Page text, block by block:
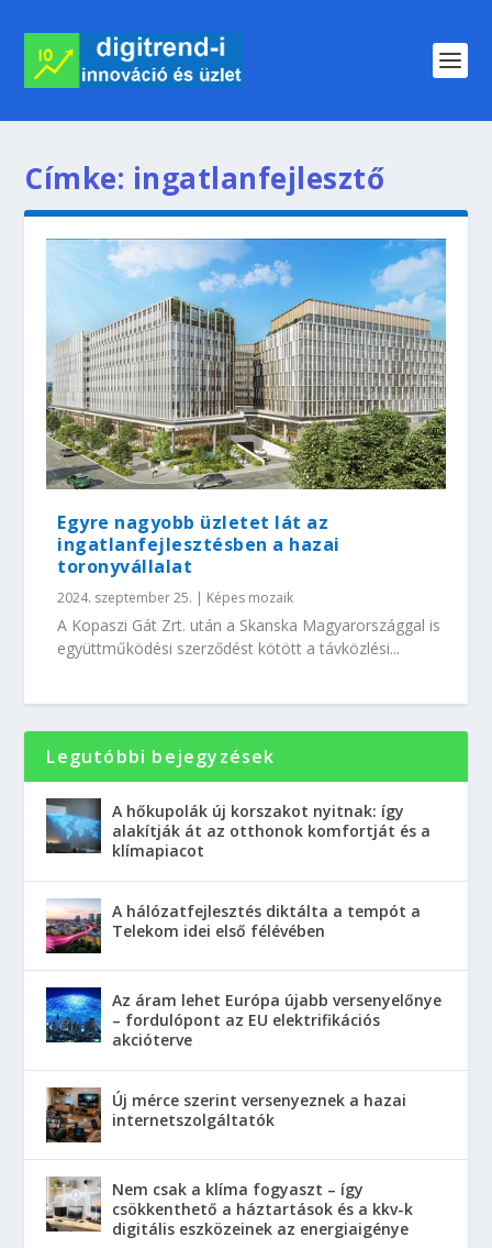
Címke: ingatlanfejlesztő
Egyre nagyobb üzletet lát az
ingatlanfejlesztésben a hazai
toronyvállalat
2024. szeptember 25. | Képes mozaik
A Kopaszi Gát Zrt. után a Skanska Magyarországgal is
együttműködési szerződést kötött a távközlési...
Legutóbbi bejegyzések
A hőkupolák új korszakot nyitnak: így
alakítják át az otthonok komfortját és a
klímapiacot
A hálózatfejlesztés diktálta a tempót a
Telekom idei első félévében
Az áram lehet Európa újabb versenyelőnye
– fordulópont az EU elektrifikációs
akcióterve
Új mérce szerint versenyeznek a hazai
internetszolgáltatók
Nem csak a klíma fogyaszt – így
csökkenthető a háztartások és a kkv-k
digitális eszközeinek az energiaigénye